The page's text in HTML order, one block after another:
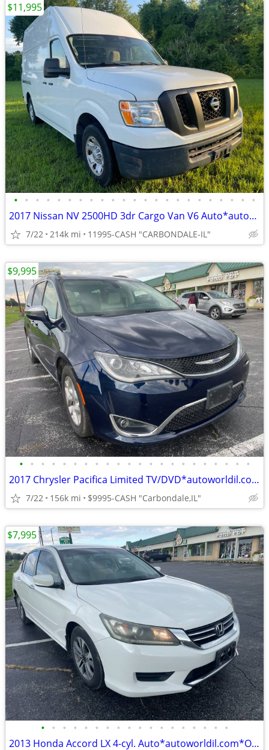
• • • • • • • • • • • • • • • • • • • • • • •
2017 Nissan NV 2500HD 3dr Cargo Van V6 Auto*autoworldil.com* GREAT VAN
7/22 214k mi 11995-CASH "CARBONDALE-IL"
$11,995
• • • • • • • • • • • • • • • • • • • • • •
2017 Chrysler Pacifica Limited TV/DVD*autoworldil.com* NICE FAMILY VAN
7/22 156k mi $9995-CASH "Carbondale,IL"
$9,995
• • • • • • • • • • • • • • • • • •
2013 Honda Accord LX 4-cyl. Auto*autoworldil.com*ONE OWNER NICE ACCORD
$7,995